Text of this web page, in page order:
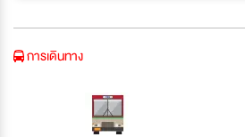
การเดินทาง